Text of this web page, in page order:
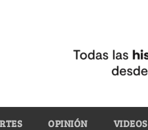
OPINIÓN VIDEOS